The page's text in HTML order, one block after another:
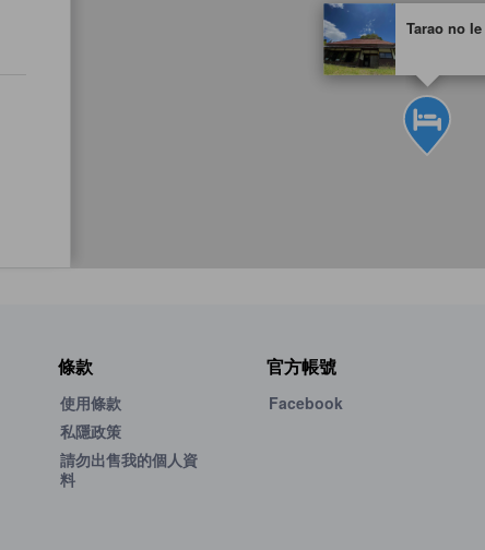
Tarao no Ie
tooltip
金星評級由夥伴網站提
條款
使用條款
私隱政策
請勿出售我的個人資
料
官方帳號
Facebook